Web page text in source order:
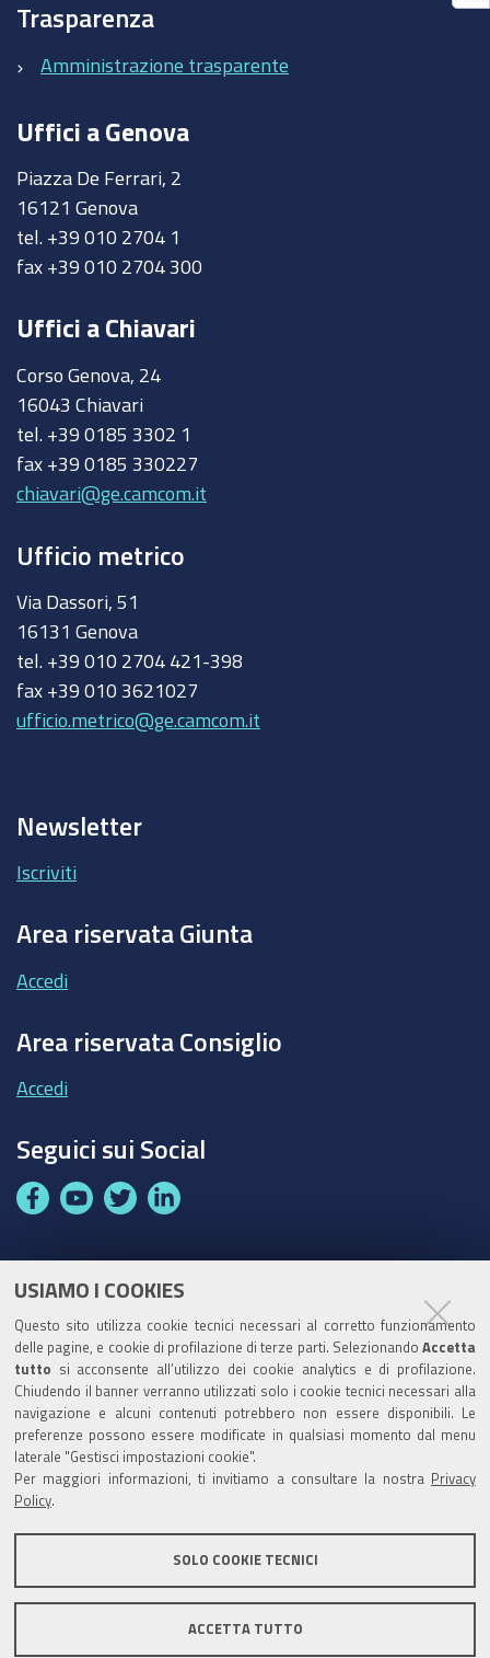
USIAMO I COOKIES
Questo sito utilizza cookie tecnici necessari al corretto funzionamento
delle pagine, e cookie di profilazione di terze parti. Selezionando Accetta
tutto si acconsente all’utilizzo dei cookie analytics e di profilazione.
Chiudendo il banner verranno utilizzati solo i cookie tecnici necessari alla
navigazione e alcuni contenuti potrebbero non essere disponibili. Le
preferenze possono essere modificate in qualsiasi momento dal menu
laterale "Gestisci impostazioni cookie".
Per maggiori informazioni, ti invitiamo a consultare la nostra
Privacy
Policy
SOLO COOKIE TECNICI
ACCETTA TUTTO
Trasparenza
Amministrazione trasparente
Uffici a Genova
Piazza De Ferrari, 2
16121 Genova
tel. +39 010 2704 1
fax +39 010 2704 300
Uffici a Chiavari
Corso Genova, 24
16043 Chiavari
tel. +39 0185 3302 1
fax +39 0185 330227
chiavari@ge.camcom.it
Ufficio metrico
Via Dassori, 51
16131 Genova
tel. +39 010 2704 421-398
fax +39 010 3621027
ufficio.metrico@ge.camcom.it
Newsletter
Iscriviti
Area riservata Giunta
Accedi
Area riservata Consiglio
Accedi
Seguici sui Social
F
e
o
o
k
Y
t
b
e
T
t
e
r
L
k
d
I
n
Codice Univoco Ufficio:UF1SDE
I soggetti privati potranno effettuare i pagamenti
tramite PagoPA con Modalità diretta o con Avviso di
pagamento al seguente linkPaga con PagoPA
Codice IBAN per le pubbliche amministrazioni
Banca D’Italia: IT96Z0100004306TU0000007079